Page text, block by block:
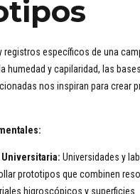
registros específicos de una
humedad y capilaridad, las
nos inspiran para crear
Universidades y
prototipos que combinen
higroscópicos y superficies